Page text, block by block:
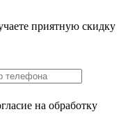
приятную скидку
на обработку